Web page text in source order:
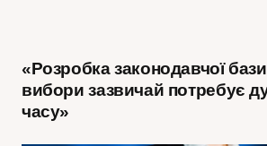
«Розробка законодавчої
вибори зазвичай потребує
часу»